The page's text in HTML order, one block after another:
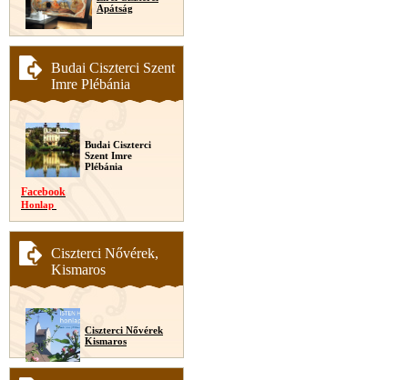
Apátság
Budai Ciszterci Szent
Imre Plébánia
Budai Ciszterci
Szent Imre
Plébánia
Facebook
Honlap
Ciszterci Nővérek,
Kismaros
Ciszterci Nővérek
Kismaros